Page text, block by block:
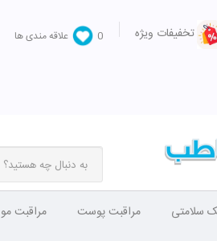
تخفیفات ویژه 0 علاقه مندی ها
سلامتی مراقبت پوست مراقبت مو